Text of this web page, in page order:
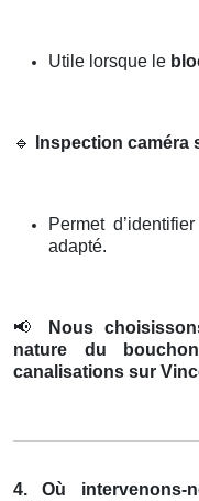
Utile lorsque le
🔹 Inspection caméra
Permet d’identifier
adapté.
📢
Nous
nature du
canalisations sur
4. Où intervenons-